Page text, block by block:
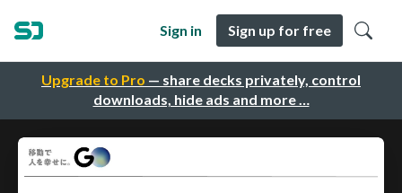
Upgrade to Pro — share decks privately, control
downloads, hide ads and more …
Sign in Sign up for free